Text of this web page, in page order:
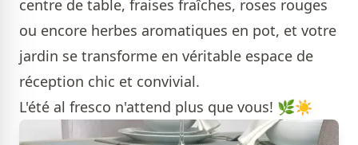
centre de table, fraises fraîches, roses rouges
ou encore herbes aromatiques en pot, et votre
jardin se transforme en véritable espace de
réception chic et convivial.
L'été al fresco n'attend plus que vous! 🌿☀️